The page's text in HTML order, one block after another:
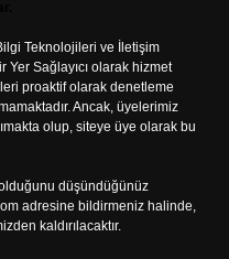
Teknolojileri ve İletişim
Yer Sağlayıcı olarak hizmet
proaktif olarak denetleme
Ancak, üyelerimiz
olup, siteye üye olarak bu
düşündüğünüz
adresine bildirmeniz halinde,
kaldırılacaktır.